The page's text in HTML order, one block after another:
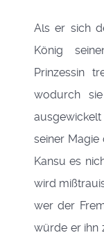
Als er sich
König
Prinzessin
wodurch
seiner Magie
Kansu es
wird
wer der
würde er ihn